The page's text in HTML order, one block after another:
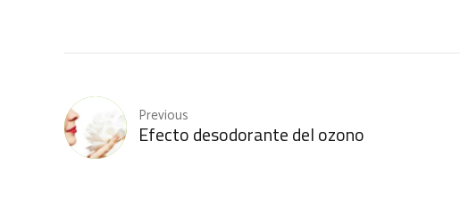
Previous
Efecto desodorante del ozono